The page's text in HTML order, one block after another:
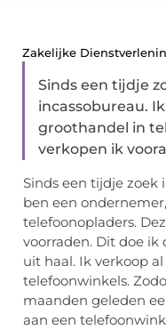
Zakelijke
Sinds een tijdje
incassobureau.
groothandel in
verkopen ik
Sinds een tijdje zoek
ben een
telefoonopladers.
voorraden. Dit doe
uit haal. Ik verkoop
telefoonwinkels.
maanden geleden
aan een